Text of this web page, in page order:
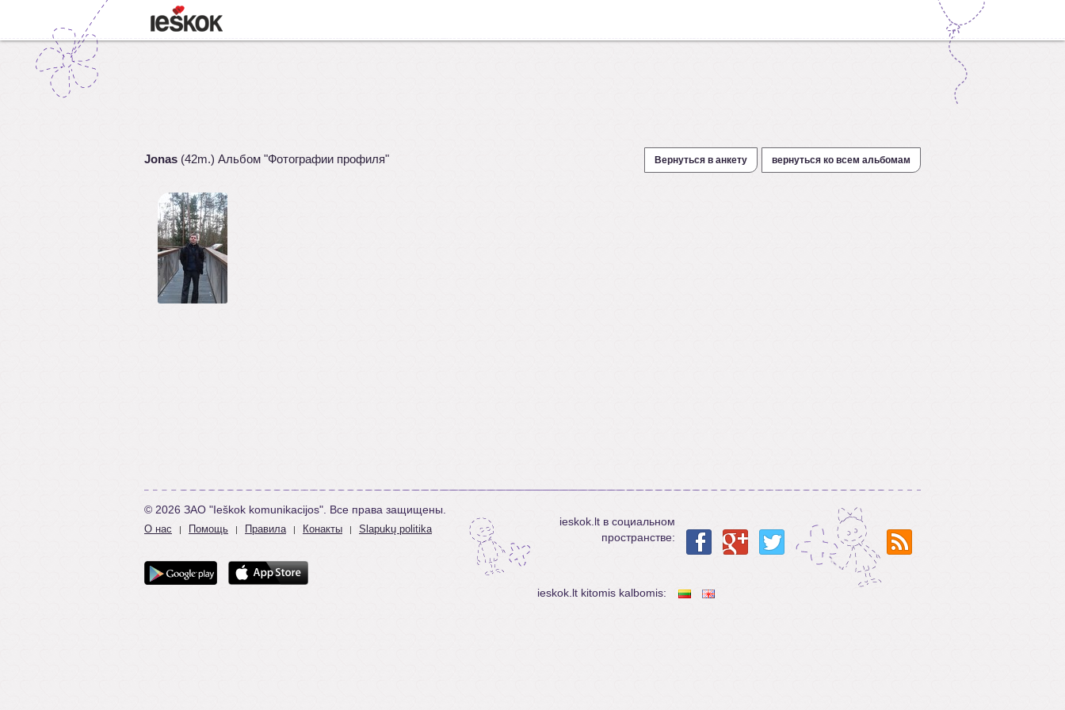
Jonas (42m.) Альбом "Фотографии профиля" Вернуться в анкету вернуться ко всем альбомам
© 2026 ЗАО "Ieškok komunikacijos". Все права защищены.
О нас | Помощь | Правила | Конакты | Slapukų politika
ieskok.lt в социальном
пространстве:
ieskok.lt kitomis kalbomis: